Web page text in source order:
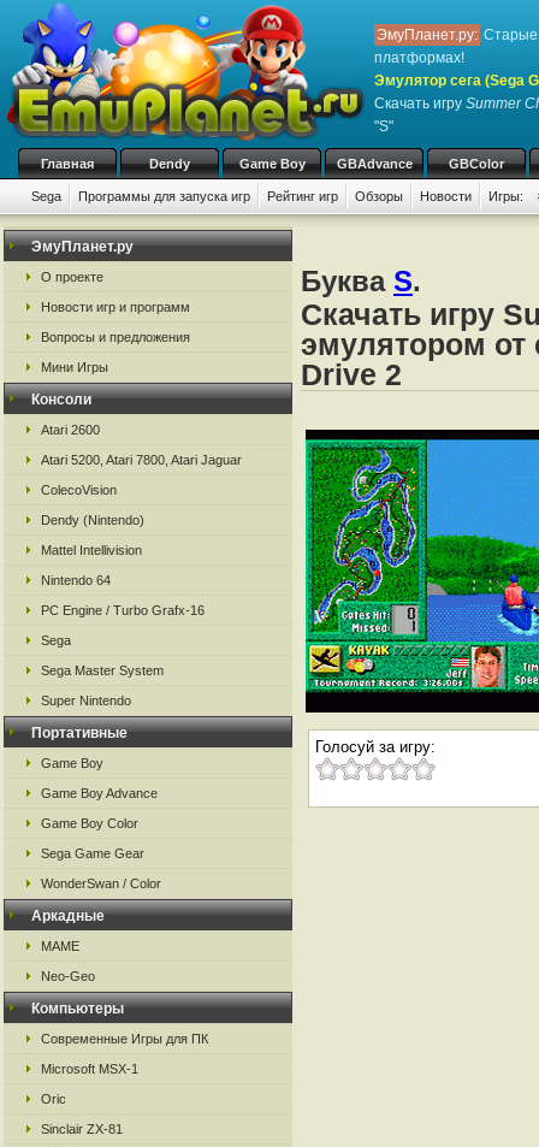
ЭмуПланет.ру: Старые
платформах!
Эмулятор сега (Sega
Скачать игру Summer
"S"
Главная Dendy Game Boy GBAdvance GBColor
Sega Программы для запуска игр Рейтинг игр Обзоры Новости Игры:
ЭмуПланет.ру
О проекте
Новости игр и программ
Вопросы и предложения
Мини Игры
Консоли
Atari 2600
Atari 5200, Atari 7800, Atari Jaguar
ColecoVision
Dendy (Nintendo)
Mattel Intellivision
Nintendo 64
PC Engine / Turbo Grafx-16
Sega
Sega Master System
Super Nintendo
Портативные
Game Boy
Game Boy Advance
Game Boy Color
Sega Game Gear
WonderSwan / Color
Аркадные
MAME
Neo-Geo
Компьютеры
Современные Игры для ПК
Microsoft MSX-1
Oric
Sinclair ZX-81
Буква S.
Скачать игру
эмулятором от
Drive 2
Голосуй за игру: